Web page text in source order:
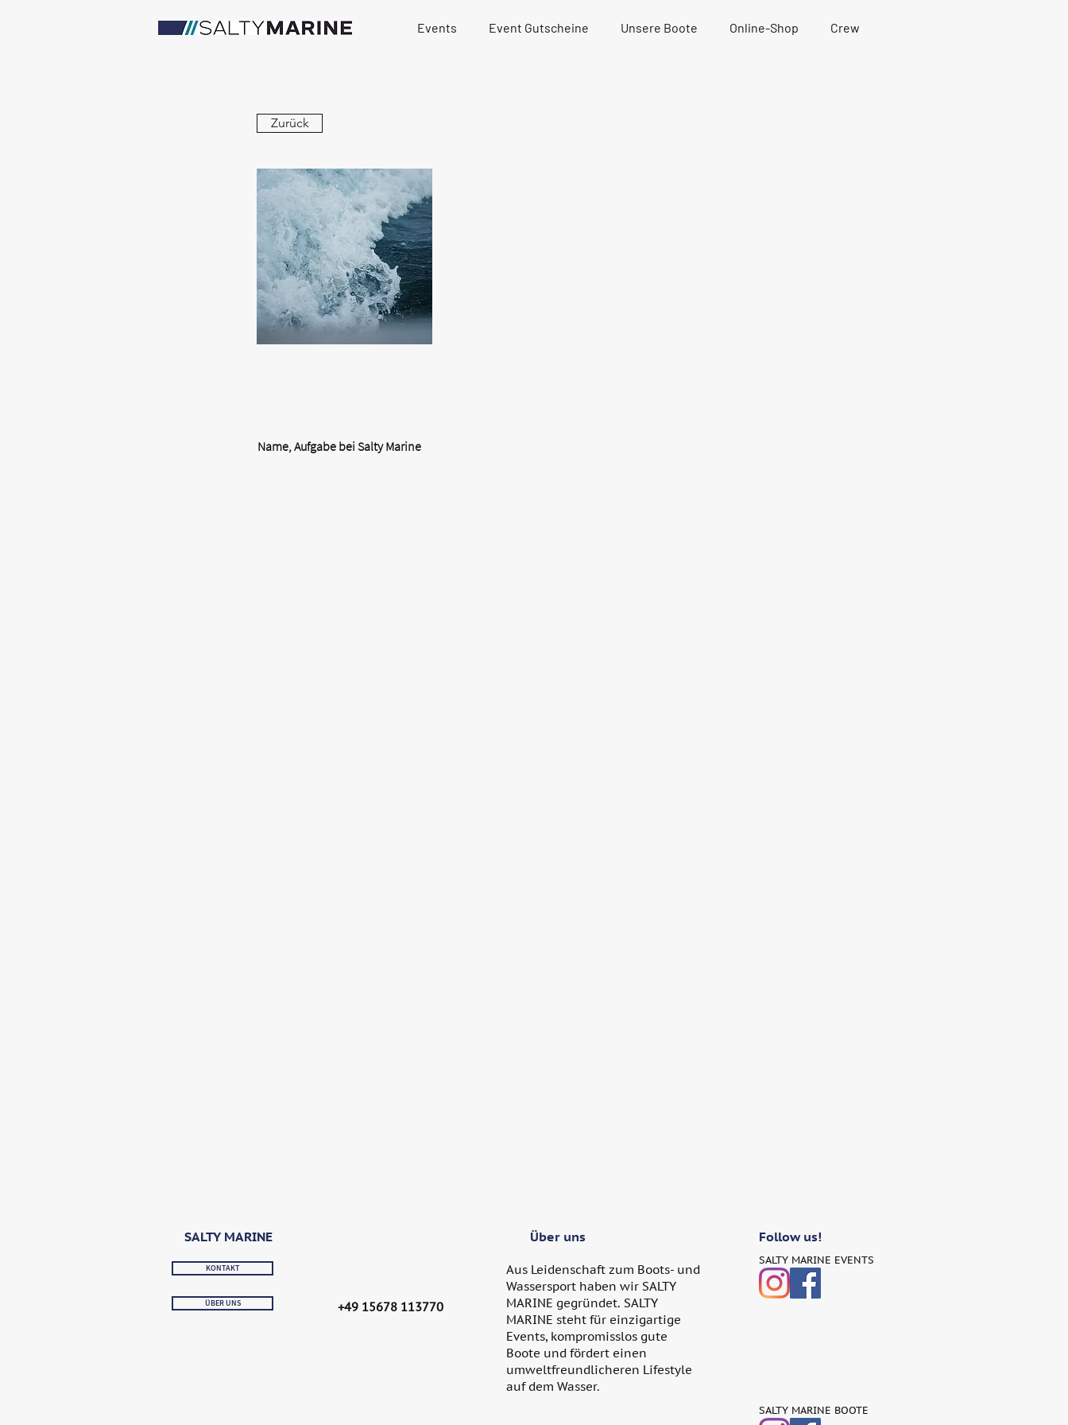
Events Event Gutscheine Unsere Boote Online-Shop Crew
Zurück
Name, Aufgabe bei Salty Marine
SALTY MARINE
KONTAKT
ÜBER UNS +49 15678 113770
Über uns
Aus Leidenschaft zum Boots- und
Wassersport haben wir SALTY
MARINE gegründet. SALTY
MARINE steht für einzigartige
Events, kompromisslos gute
Boote und fördert einen
umweltfreundlicheren Lifestyle
auf dem Wasser.
Follow us!
SALTY MARINE EVENTS
SALTY MARINE BOOTE